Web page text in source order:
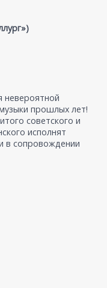
невероятной
прошлых лет!
советского и
исполнят
в сопровождении